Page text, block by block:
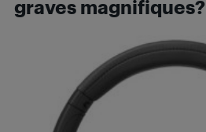
graves magnifiques?